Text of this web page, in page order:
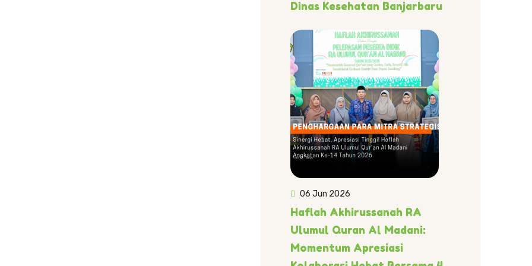
Dinas Kesehatan Banjarbaru
06 Jun 2026
Haflah Akhirussanah RA
Ulumul Quran Al Madani:
Momentum Apresiasi